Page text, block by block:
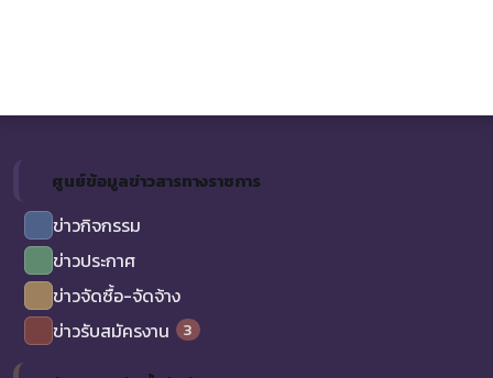
ศูนย์ข้อมูลข่าวสารทางราชการ
ข่าวกิจกรรม
ข่าวประกาศ
ข่าวจัดซื้อ-จัดจ้าง
ข่าวรับสมัครงาน
3